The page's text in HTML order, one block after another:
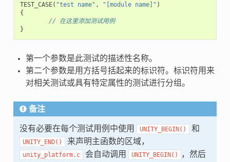
TEST_CASE( "test name" , "[module name]" )
{
// 在这里添加测试用例
}
第一个参数是此测试的描述性名称。
第二个参数是用方括号括起来的标识符。标识符用来
对相关测试或具有特定属性的测试进行分组。
备注
没有必要在每个测试用例中使用 UNITY_BEGIN() 和
UNITY_END() 来声明主函数的区域，
unity_platform.c 会自动调用 UNITY_BEGIN()
，然后